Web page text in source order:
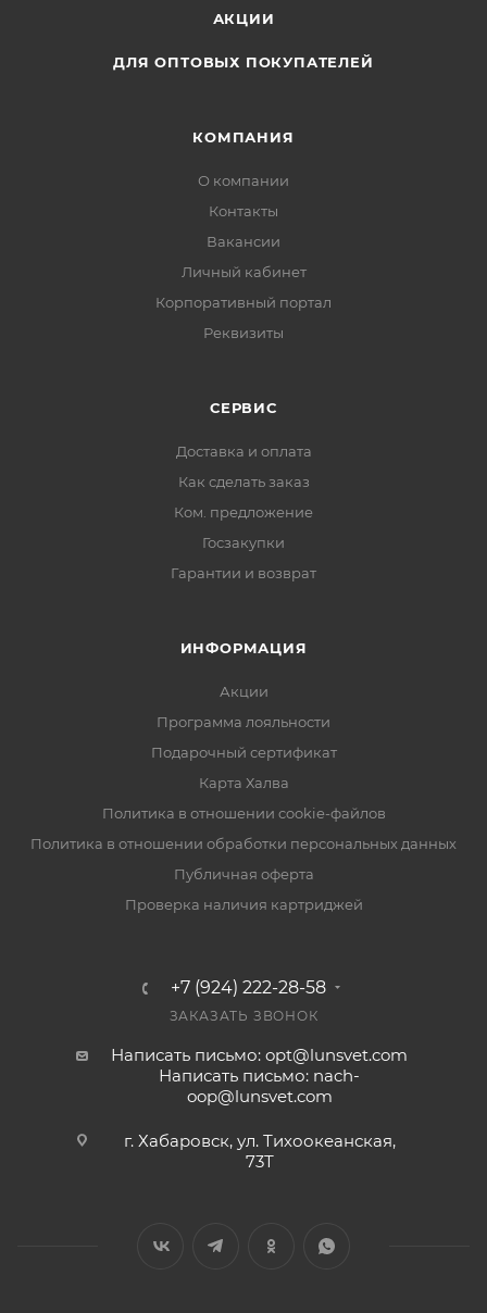
АКЦИИ
ДЛЯ ОПТОВЫХ ПОКУПАТЕЛЕЙ
КОМПАНИЯ
О компании
Контакты
Вакансии
Личный кабинет
Корпоративный портал
Реквизиты
СЕРВИС
Доставка и оплата
Как сделать заказ
Ком. предложение
Госзакупки
Гарантии и возврат
ИНФОРМАЦИЯ
Акции
Программа лояльности
Подарочный сертификат
Карта Халва
Политика в отношении cookie-файлов
Политика в отношении обработки персональных данных
Публичная оферта
Проверка наличия картриджей
+7 (924) 222-28-58
ЗАКАЗАТЬ ЗВОНОК
Написать письмо: opt@lunsvet.com
Написать письмо: nach-
oop@lunsvet.com
г. Хабаровск, ул. Тихоокеанская,
73Т